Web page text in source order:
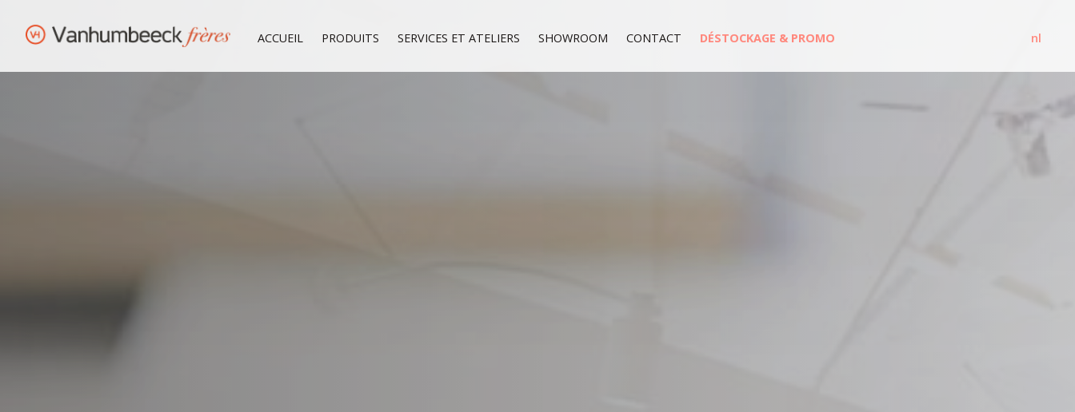
ACCUEIL PRODUITS SERVICES ET ATELIERS SHOWROOM CONTACT DÉSTOCKAGE & PROMO nl